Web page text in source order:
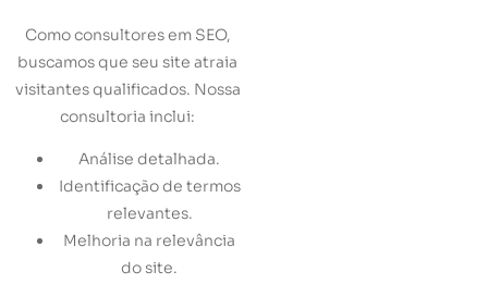
Como consultores em SEO,
buscamos que seu site atraia
visitantes qualificados. Nossa
consultoria inclui:
Análise detalhada.
Identificação de termos
relevantes.
Melhoria na relevância
do site.